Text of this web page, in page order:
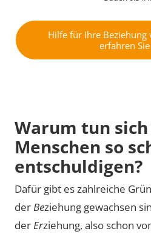
www.youtube-
transmit data to
Hilfe für Ihre Beziehung
erfahren
Warum tun
Menschen so
entschuldigen?
Dafür gibt es zahlreiche
derBeziehung gewachsen
derErziehung, also schon